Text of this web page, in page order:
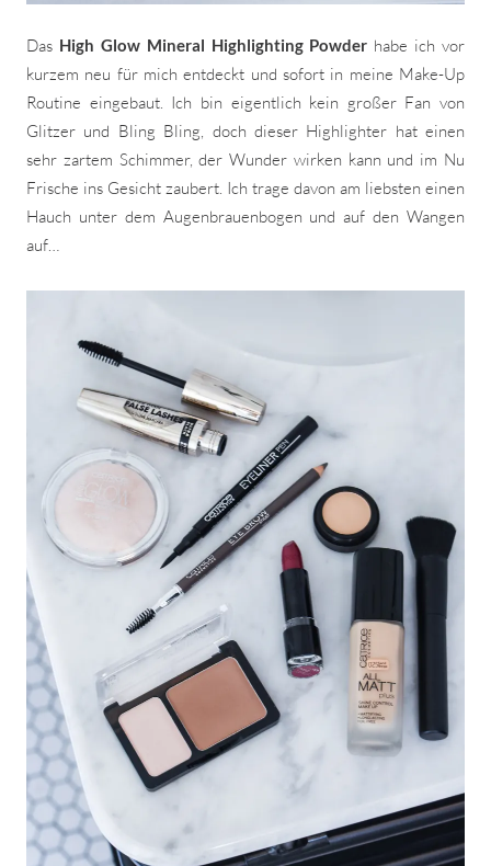
Das High Glow Mineral Highlighting Powder habe ich vor
kurzem neu für mich entdeckt und sofort in meine Make-Up
Routine eingebaut. Ich bin eigentlich kein großer Fan von
Glitzer und Bling Bling, doch dieser Highlighter hat einen
sehr zartem Schimmer, der Wunder wirken kann und im Nu
Frische ins Gesicht zaubert. Ich trage davon am liebsten einen
Hauch unter dem Augenbrauenbogen und auf den Wangen
auf…